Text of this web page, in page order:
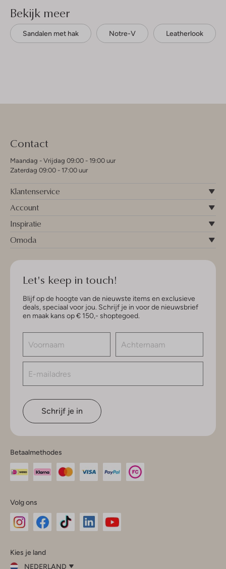
Bekijk meer
Sandalen met hak Notre-V Leatherlook
Contact
Maandag - Vrijdag 09:00 - 19:00 uur
Zaterdag 09:00 - 17:00 uur
Klantenservice
Account
Inspiratie
Omoda
Let's keep in touch!
Blijf op de hoogte van de nieuwste items en exclusieve
deals, speciaal voor jou. Schrijf je in voor de nieuwsbrief
en maak kans op € 150,- shoptegoed.
Schrijf je in
Betaalmethodes
Volg ons
InstagramFacebook
Kies je land
NEDERLAND